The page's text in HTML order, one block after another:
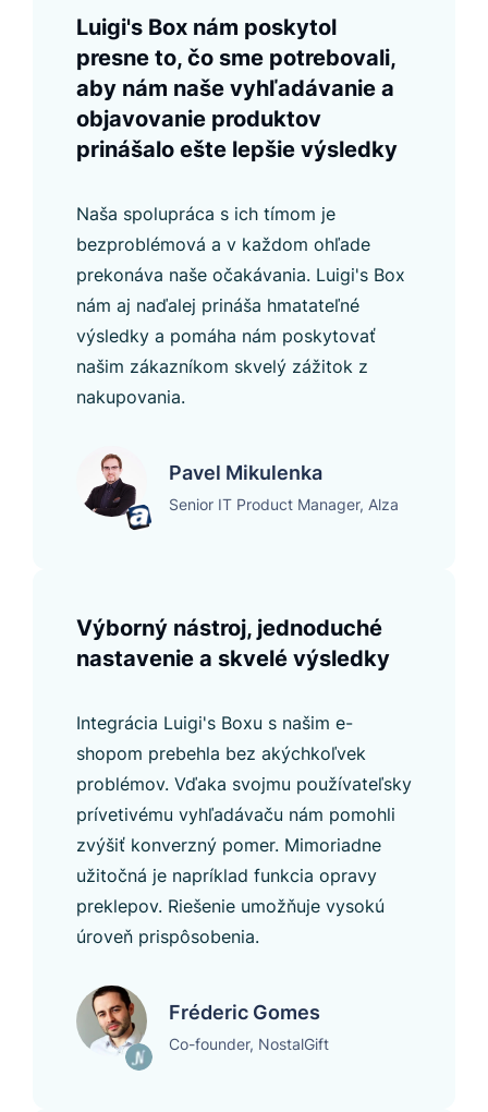
Luigi's Box nám poskytol
presne to, čo sme potrebovali,
aby nám naše vyhľadávanie a
objavovanie produktov
prinášalo ešte lepšie výsledky
Naša spolupráca s ich tímom je
bezproblémová a v každom ohľade
prekonáva naše očakávania. Luigi's Box
nám aj naďalej prináša hmatateľné
výsledky a pomáha nám poskytovať
našim zákazníkom skvelý zážitok z
nakupovania.
Pavel Mikulenka
Senior IT Product Manager, Alza
Výborný nástroj, jednoduché
nastavenie a skvelé výsledky
Integrácia Luigi's Boxu s našim e-
shopom prebehla bez akýchkoľvek
problémov. Vďaka svojmu používateľsky
prívetivému vyhľadávaču nám pomohli
zvýšiť konverzný pomer. Mimoriadne
užitočná je napríklad funkcia opravy
preklepov. Riešenie umožňuje vysokú
úroveň prispôsobenia.
Fréderic Gomes
Co-founder, NostalGift